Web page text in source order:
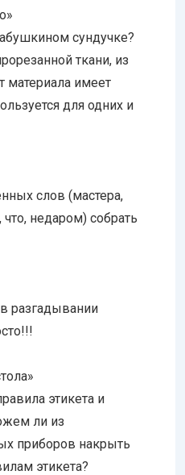
сундучке?
ткани, из
материала имеет
для одних и
слов (мастера,
что, недаром) собрать
разгадывании
этикета и
ли из
приборов накрыть
этикета?